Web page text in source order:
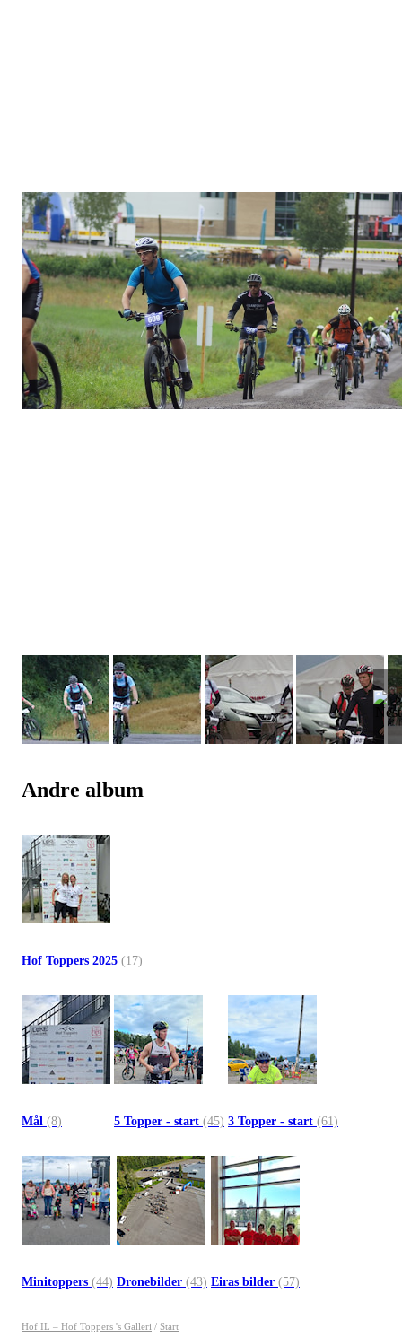
Andre album
Hof Toppers 2025 (17)
Mål (8) 5 Topper - start (45) 3 Topper - start (61)
Minitoppers (44) Dronebilder (43) Eiras bilder (57)
Hof IL – Hof Toppers 's Galleri / Start